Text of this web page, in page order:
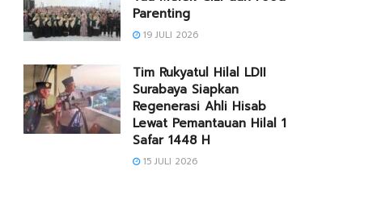
Parenting
19 JULI 2026
Tim Rukyatul Hilal LDII
Surabaya Siapkan
Regenerasi Ahli Hisab
Lewat Pemantauan Hilal 1
Safar 1448 H
15 JULI 2026